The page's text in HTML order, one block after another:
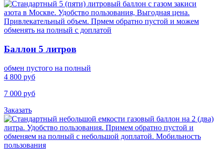
Баллон 5 литров
обмен пустого на полный
4 800 руб
7 000 руб
Заказать